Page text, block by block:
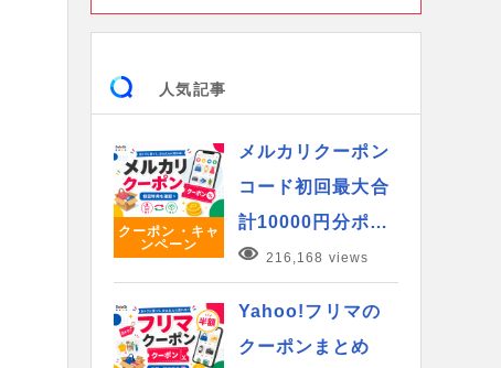
人気記事
クーポン・キャ
ンペーン
メルカリクーポン
コード初回最大合
計10000円分ポ…
216,168 views
Yahoo!フリマの
クーポンまとめ